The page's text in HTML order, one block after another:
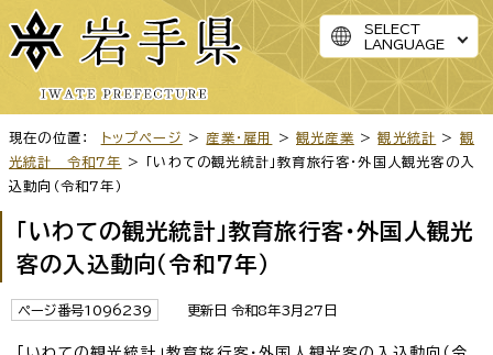
SELECT
LANGUAGE
現在の位置： トップページ > 産業・雇用 >観光産業 >観光統計 > 観
光統計 令和7年
> 「いわての観光統計」教育旅行客・外国人観光客の入
込動向（令和7年）
「いわての観光統計」教育旅行客・外国人観光
客の入込動向（令和7年）
ページ番号1096239 更新日 令和8年3月27日